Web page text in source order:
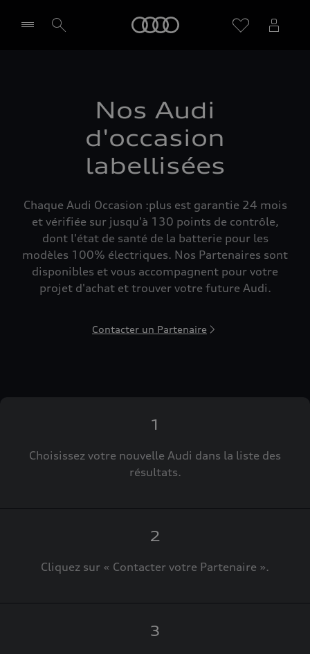
Nos Audi
d'occasion
labellisées
Chaque Audi Occasion :plus est garantie 24 mois
et vérifiée sur jusqu'à 130 points de contrôle,
dont l'état de santé de la batterie pour les
modèles 100% électriques. Nos Partenaires sont
disponibles et vous accompagnent pour votre
projet d'achat et trouver votre future Audi.
Contacter un Partenaire
1
Choisissez votre nouvelle Audi dans la liste des
résultats.
2
Cliquez sur « Contacter votre Partenaire ».
3